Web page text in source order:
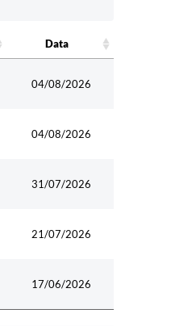
Data
04/08/2026
04/08/2026
31/07/2026
21/07/2026
17/06/2026